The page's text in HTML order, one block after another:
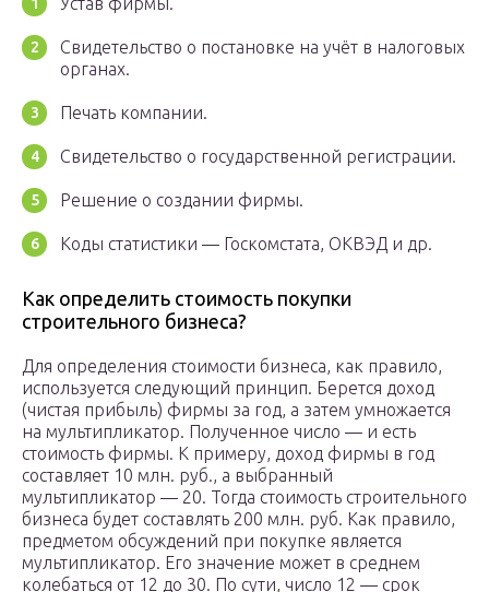
Свидетельство о постановке на учёт в налоговых
органах.
Печать компании.
Свидетельство о государственной регистрации.
Решение о создании фирмы.
Коды статистики — Госкомстата, ОКВЭД и др.
Как определить стоимость покупки
строительного бизнеса?
Для определения стоимости бизнеса, как правило,
используется следующий принцип. Берется доход
(чистая прибыль) фирмы за год, а затем умножается
на мультипликатор. Полученное число — и есть
стоимость фирмы. К примеру, доход фирмы в год
составляет 10 млн. руб., а выбранный
мультипликатор — 20. Тогда стоимость строительного
бизнеса будет составлять 200 млн. руб. Как правило,
предметом обсуждений при покупке является
мультипликатор. Его значение может в среднем
колебаться от 12 до 30. По сути, число 12 — срок